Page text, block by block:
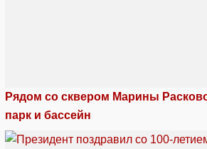
Рядом со сквером Марины
парк и бассейн